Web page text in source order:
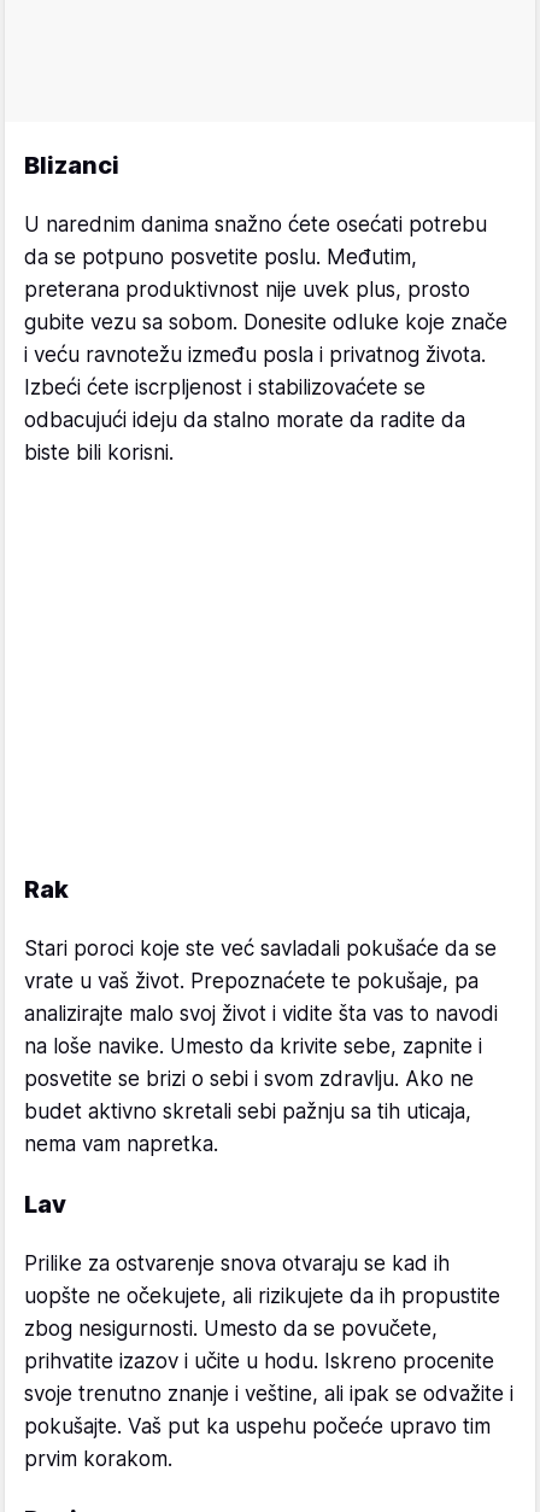
Blizanci
U narednim danima snažno ćete osećati potrebu
da se potpuno posvetite poslu. Međutim,
preterana produktivnost nije uvek plus, prosto
gubite vezu sa sobom. Donesite odluke koje znače
i veću ravnotežu između posla i privatnog života.
Izbeći ćete iscrpljenost i stabilizovaćete se
odbacujući ideju da stalno morate da radite da
biste bili korisni.
Rak
Stari poroci koje ste već savladali pokušaće da se
vrate u vaš život. Prepoznaćete te pokušaje, pa
analizirajte malo svoj život i vidite šta vas to navodi
na loše navike. Umesto da krivite sebe, zapnite i
posvetite se brizi o sebi i svom zdravlju. Ako ne
budet aktivno skretali sebi pažnju sa tih uticaja,
nema vam napretka.
Lav
Prilike za ostvarenje snova otvaraju se kad ih
uopšte ne očekujete, ali rizikujete da ih propustite
zbog nesigurnosti. Umesto da se povučete,
prihvatite izazov i učite u hodu. Iskreno procenite
svoje trenutno znanje i veštine, ali ipak se odvažite i
pokušajte. Vaš put ka uspehu počeće upravo tim
prvim korakom.